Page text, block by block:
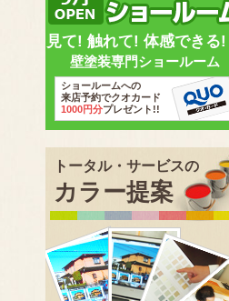
見て! 触れて! 体感できる!
壁塗装専門ショールーム
ショールームへの
来店予約でクオカード
1000円分プレゼント!!
トータル・サービスの
カラー提案